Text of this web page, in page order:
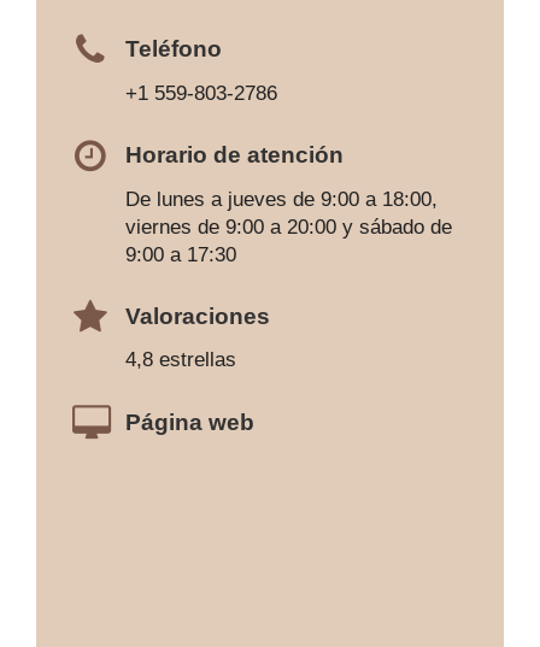
Teléfono
+1 559-803-2786
Horario de atención
De lunes a jueves de 9:00 a 18:00,
viernes de 9:00 a 20:00 y sábado de
9:00 a 17:30
Valoraciones
4,8 estrellas
Página web